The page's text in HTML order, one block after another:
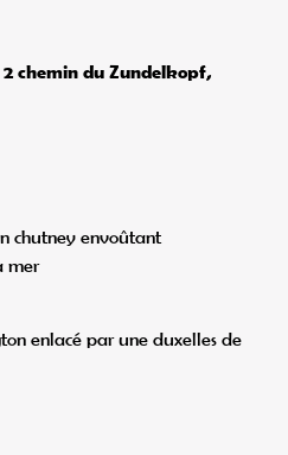
chemin du Zundelkopf,
chutney envoûtant
mer
enlacé par une duxelles de